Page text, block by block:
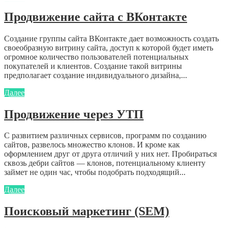
Продвижение сайта с ВКонтакте
Создание группы сайта ВКонтакте дает возможность создать
своеобразную витрину сайта, доступ к которой будет иметь
огромное количество пользователей потенциальных
покупателей и клиентов. Создание такой витрины
предполагает создание индивидуального дизайна,...
Далее
Продвижение через УТП
С развитием различных сервисов, программ по созданию
сайтов, развелось множество клонов. И кроме как
оформлением друг от друга отличий у них нет. Пробираться
сквозь дебри сайтов — клонов, потенциальному клиенту
займет не один час, чтобы подобрать подходящий...
Далее
Поисковый маркетинг (SEM)